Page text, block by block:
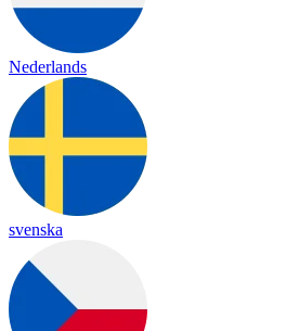
Nederlands
svenska